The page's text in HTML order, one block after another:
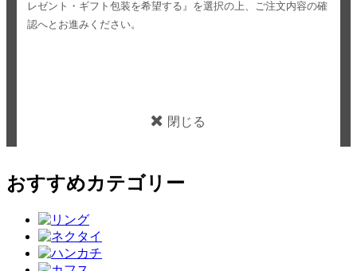
レゼント・ギフト包装を希望する』を選択の上、ご注文内容の確
認へとお進みください。
閉じる
おすすめカテゴリー